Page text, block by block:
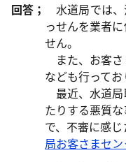
回答；
水道局では、
っせんを業者
せん。
また、お客さ
なども行ってお
最近、水道局
たりする悪質
で、不審に感
局お客さまセ